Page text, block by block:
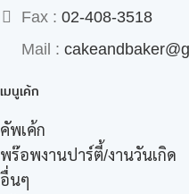
Fax : 02-408-3518
Mail :
เมนูเค้ก
คัพเค้ก
พร๊อพงานปาร์ตี้/งานวันเกิด
อื่นๆ